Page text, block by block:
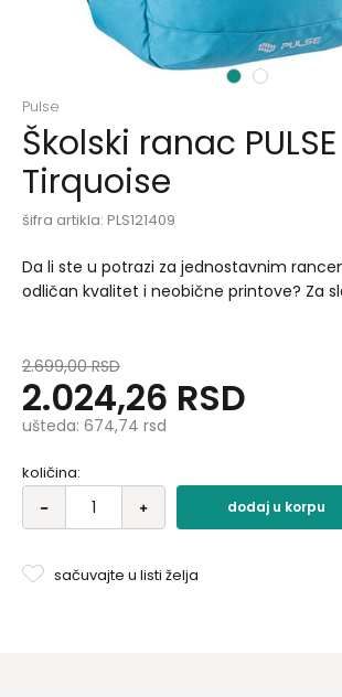
1 2
Pulse
Školski ranac
Tirquoise
šifra artikla: PLS121409
Da li ste u potrazi za jednostavnim
odličan kvalitet i neobične printove? Za
2.699,00 RSD
2.024,26 RSD
ušteda: 674,74 rsd
količina:
dodaj u korpu
sačuvajte u listi želja